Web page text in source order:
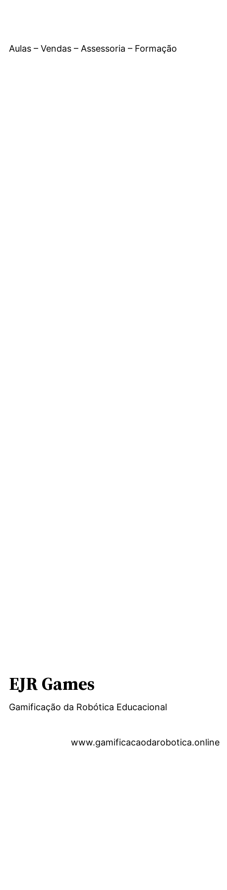
Aulas – Vendas – Assessoria – Formação
EJR Games
Gamificação da Robótica Educacional
www.gamificacaodarobotica.online